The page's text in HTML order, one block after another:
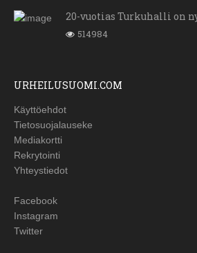
20-vuotias Turkuhalli on
514984
URHEILUSUOMI.COM
Käyttöehdot
Tietosuojalauseke
Mediakortti
Rekrytointi
Yhteystiedot
Facebook
Instagram
Twitter